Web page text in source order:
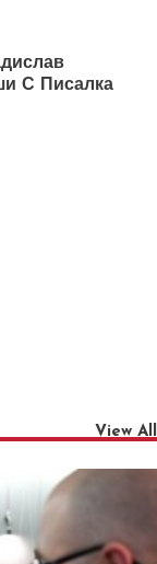
С Писалка
View All